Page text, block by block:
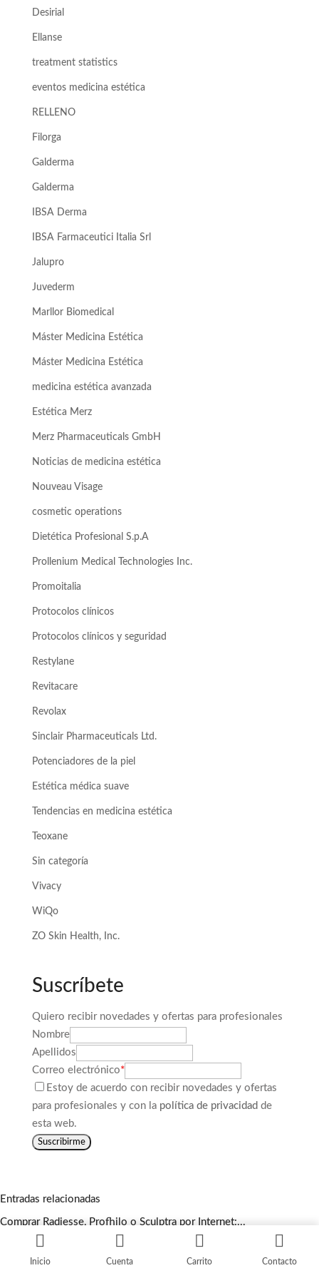
Desirial
Ellanse
treatment statistics
eventos medicina estética
RELLENO
Filorga
Galderma
Galderma
IBSA Derma
IBSA Farmaceutici Italia Srl
Jalupro
Juvederm
Marllor Biomedical
Máster Medicina Estética
Máster Medicina Estética
medicina estética avanzada
Estética Merz
Merz Pharmaceuticals GmbH
Noticias de medicina estética
Nouveau Visage
cosmetic operations
Dietética Profesional S.p.A
Prollenium Medical Technologies Inc.
Promoitalia
Protocolos clínicos
Protocolos clínicos y seguridad
Restylane
Revitacare
Revolax
Sinclair Pharmaceuticals Ltd.
Potenciadores de la piel
Estética médica suave
Tendencias en medicina estética
Teoxane
Sin categoría
Vivacy
WiQo
ZO Skin Health, Inc.
Suscríbete
Quiero recibir novedades y ofertas para profesionales
Nombre
Apellidos
Correo electrónico*
Estoy de acuerdo con recibir novedades y ofertas
para profesionales y con la política de privacidad de
esta web.
Suscribirme
Entradas relacionadas
Comprar Radiesse, Profhilo o Sculptra por Internet:...
Seguir leyendo
Productos médico-estéticos con envío en 24-48...
Inicio Cuenta Carrito Contacto